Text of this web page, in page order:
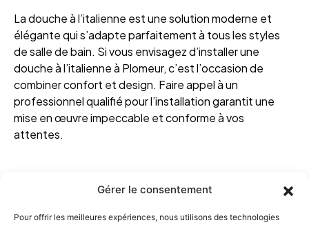
Gérer le consentement
Pour offrir les meilleures expériences, nous utilisons des technologies
La douche à l’italienne est une solution moderne et
élégante qui s’adapte parfaitement à tous les styles
de salle de bain. Si vous envisagez d’installer une
douche à l’italienne à Plomeur, c’est l’occasion de
combiner confort et design. Faire appel à un
professionnel qualifié pour l’installation garantit une
mise en œuvre impeccable et conforme à vos
attentes.
Menu